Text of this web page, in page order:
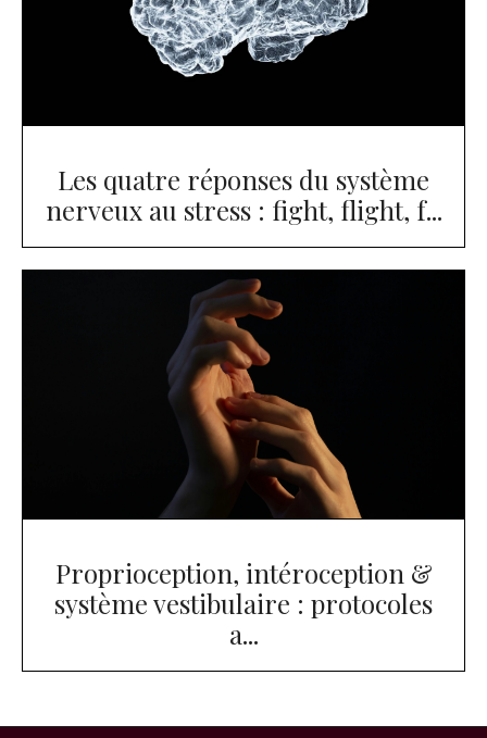
Les quatre réponses du système
nerveux au stress : fight, flight, f...
Proprioception, intéroception &
système vestibulaire : protocoles
a...